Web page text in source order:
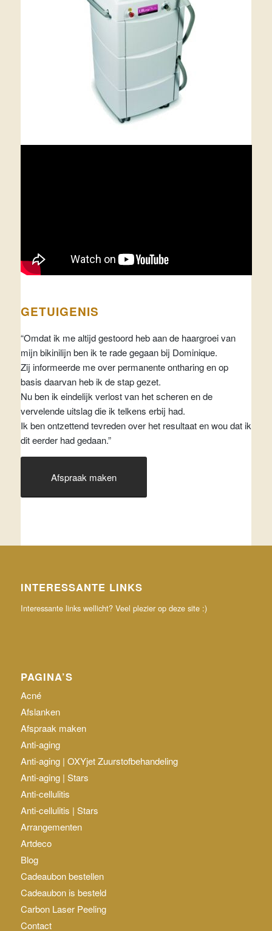
GETUIGENIS
“Omdat ik me altijd gestoord heb aan de haargroei van
mijn bikinilijn ben ik te rade gegaan bij Dominique.
Zij informeerde me over permanente ontharing en op
basis daarvan heb ik de stap gezet.
Nu ben ik eindelijk verlost van het scheren en de
vervelende uitslag die ik telkens erbij had.
Ik ben ontzettend tevreden over het resultaat en wou dat ik
dit eerder had gedaan.”
Afspraak maken
INTERESSANTE LINKS
Interessante links wellicht? Veel plezier op deze site :)
PAGINA’S
Acné
Afslanken
Afspraak maken
Anti-aging
Anti-aging | OXYjet Zuurstofbehandeling
Anti-aging | Stars
Anti-cellulitis
Anti-cellulitis | Stars
Arrangementen
Artdeco
Blog
Cadeaubon bestellen
Cadeaubon is besteld
Carbon Laser Peeling
Contact